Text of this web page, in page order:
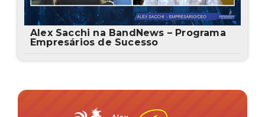
Alex Sacchi na BandNews – Programa
Empresários de Sucesso